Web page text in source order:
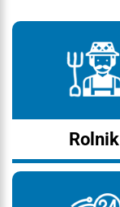
Rolnik